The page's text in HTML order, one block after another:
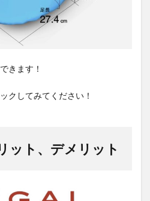
きます！
クしてみてください！
ット、デメリット